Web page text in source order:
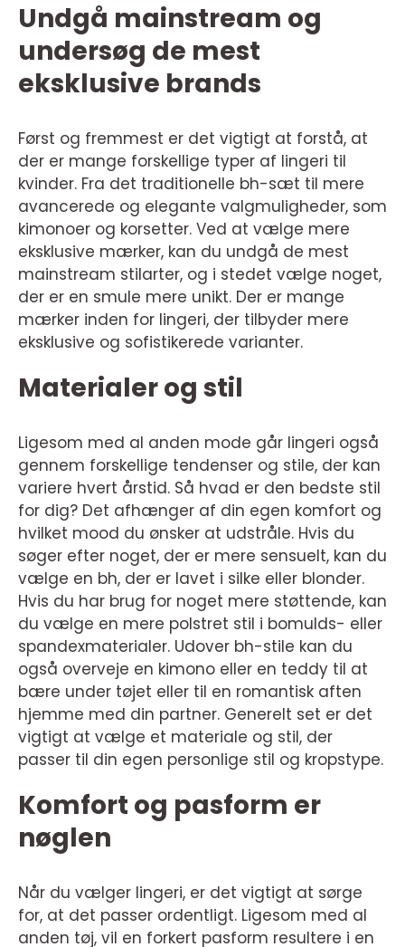
Undgå mainstream og
undersøg de mest
eksklusive brands
Først og fremmest er det vigtigt at forstå, at
der er mange forskellige typer af lingeri til
kvinder. Fra det traditionelle bh-sæt til mere
avancerede og elegante valgmuligheder, som
kimonoer og korsetter. Ved at vælge mere
eksklusive mærker, kan du undgå de mest
mainstream stilarter, og i stedet vælge noget,
der er en smule mere unikt. Der er mange
mærker inden for lingeri, der tilbyder mere
eksklusive og sofistikerede varianter.
Materialer og stil
Ligesom med al anden mode går lingeri også
gennem forskellige tendenser og stile, der kan
variere hvert årstid. Så hvad er den bedste stil
for dig? Det afhænger af din egen komfort og
hvilket mood du ønsker at udstråle. Hvis du
søger efter noget, der er mere sensuelt, kan du
vælge en bh, der er lavet i silke eller blonder.
Hvis du har brug for noget mere støttende, kan
du vælge en mere polstret stil i bomulds- eller
spandexmaterialer. Udover bh-stile kan du
også overveje en kimono eller en teddy til at
bære under tøjet eller til en romantisk aften
hjemme med din partner. Generelt set er det
vigtigt at vælge et materiale og stil, der
passer til din egen personlige stil og kropstype.
Komfort og pasform er
nøglen
Når du vælger lingeri, er det vigtigt at sørge
for, at det passer ordentligt. Ligesom med al
anden tøj, vil en forkert pasform resultere i en